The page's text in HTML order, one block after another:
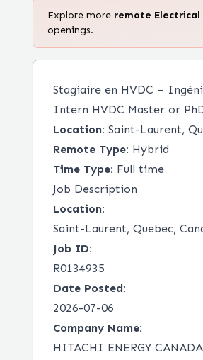
Explore more remote Electrical
openings.
Stagiaire en HVDC –
Intern HVDC Master or
Location: Saint-Laurent,
Remote Type: Hybrid
Time Type: Full time
Job Description
Location:
Saint-Laurent, Quebec,
Job ID:
R0134935
Date Posted:
2026-07-06
Company Name:
HITACHI ENERGY